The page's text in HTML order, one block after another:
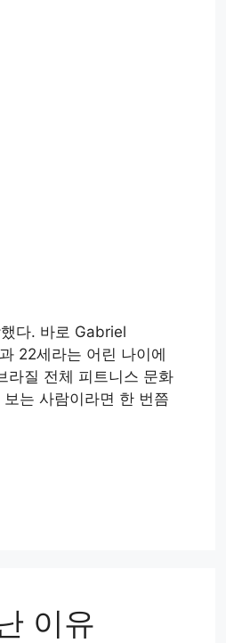
다. 바로 Gabriel
22세라는 어린 나이에
라질 전체 피트니스 문화
는 사람이라면 한 번쯤
이유